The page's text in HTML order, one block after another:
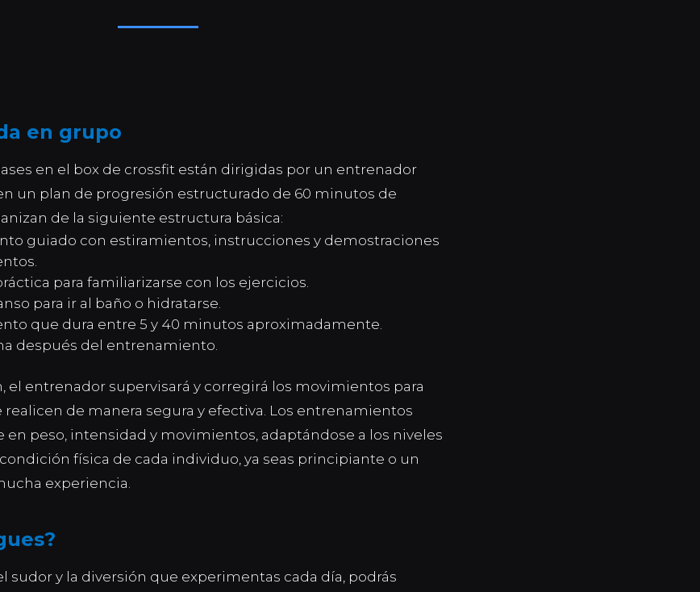
en grupo
en el box de crossfit están dirigidas por un entrenador
un plan de progresión estructurado de 60 minutos de
de la siguiente estructura básica:
guiado con estiramientos, instrucciones y demostraciones
para familiarizarse con los ejercicios.
para ir al baño o hidratarse.
que dura entre 5 y 40 minutos aproximadamente.
después del entrenamiento.
el entrenador supervisaráy corregirá los movimientos para
realicen de manera segura y efectiva. Los entrenamientos
en peso, intensidad y movimientos, adaptándose a los niveles
física de cada individuo, ya seas principiante o un
experiencia.
sudor y la diversión que experimentas cada día, podrás